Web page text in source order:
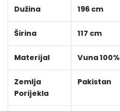
Dužina 196 cm
Širina 117 cm
Materijal Vuna 100%
Zemlja
Porijekla
Pakistan